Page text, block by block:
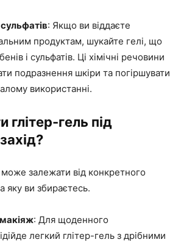
: Якщо ви віддаєте
продуктам, шукайте гелі, що
і сульфатів. Ці хімічні речовини
подразнення шкіри та погіршувати
використанні.
глітер-гель під
залежати від конкретного
яку ви збираєтесь.
: Для щоденного
легкий глітер-гель з дрібними